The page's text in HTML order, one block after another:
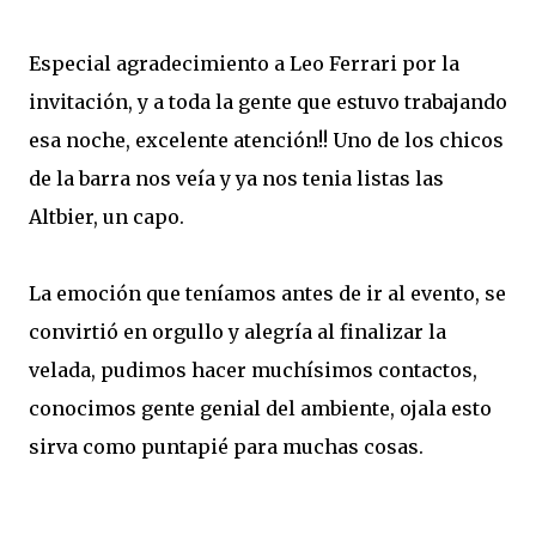
Especial agradecimiento a Leo Ferrari por la
invitación, y a toda la gente que estuvo trabajando
esa noche, excelente atención!! Uno de los chicos
de la barra nos veía y ya nos tenia listas las
Altbier, un capo.
La emoción que teníamos antes de ir al evento, se
convirtió en orgullo y alegría al finalizar la
velada, pudimos hacer muchísimos contactos,
conocimos gente genial del ambiente, ojala esto
sirva como puntapié para muchas cosas.